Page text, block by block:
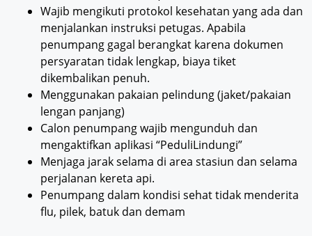
Wajib mengikuti protokol kesehatan yang ada dan
menjalankan instruksi petugas. Apabila
penumpang gagal berangkat karena dokumen
persyaratan tidak lengkap, biaya tiket
dikembalikan penuh.
Menggunakan pakaian pelindung (jaket/pakaian
lengan panjang)
Calon penumpang wajib mengunduh dan
mengaktifkan aplikasi “PeduliLindungi”
Menjaga jarak selama di area stasiun dan selama
perjalanan kereta api.
Penumpang dalam kondisi sehat tidak menderita
flu, pilek, batuk dan demam